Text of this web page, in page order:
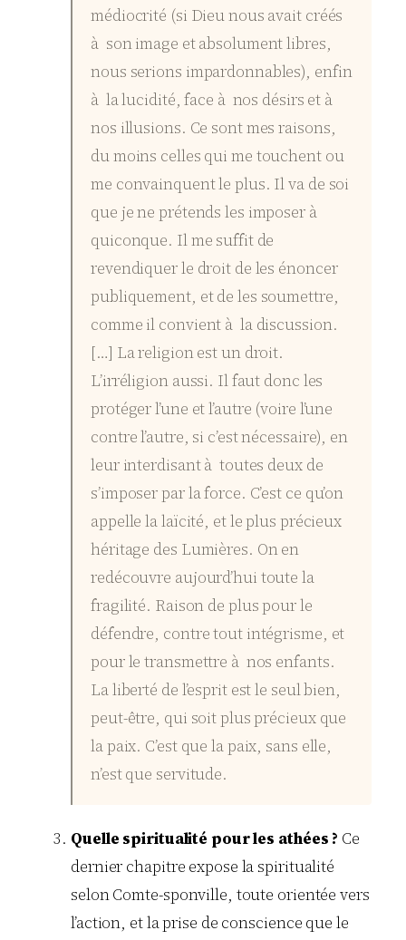
médiocrité (si Dieu nous avait créés
à son image et absolument libres,
nous serions impardonnables), enfin
à la lucidité, face à nos désirs et à
nos illusions. Ce sont mes raisons,
du moins celles qui me touchent ou
me convainquent le plus. Il va de soi
que je ne prétends les imposer à
quiconque. Il me suffit de
revendiquer le droit de les énoncer
publiquement, et de les soumettre,
comme il convient à la discussion.
[…] La religion est un droit.
L’irréligion aussi. Il faut donc les
protéger l’une et l’autre (voire l’une
contre l’autre, si c’est nécessaire), en
leur interdisant à toutes deux de
s’imposer par la force. C’est ce qu’on
appelle la laïcité, et le plus précieux
héritage des Lumières. On en
redécouvre aujourd’hui toute la
fragilité. Raison de plus pour le
défendre, contre tout intégrisme, et
pour le transmettre à nos enfants.
La liberté de l’esprit est le seul bien,
peut-être, qui soit plus précieux que
la paix. C’est que la paix, sans elle,
n’est que servitude.
Quelle spiritualité pour les athées ? Ce
dernier chapitre expose la spiritualité
selon Comte-sponville, toute orientée vers
l’action, et la prise de conscience que le